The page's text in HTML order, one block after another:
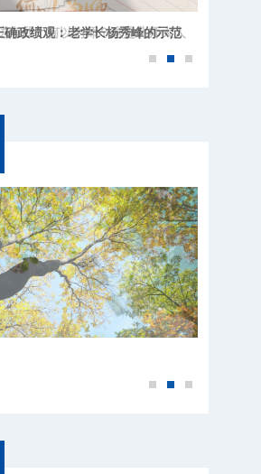
有我丨何以为师？这是北师大人